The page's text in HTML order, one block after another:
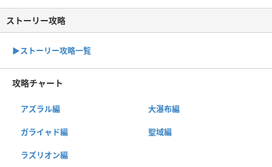
ストーリー攻略
▶︎ストーリー攻略一覧
攻略チャート
アズラル編 大瀑布編
ガライャド編 聖域編
ラズリオン編